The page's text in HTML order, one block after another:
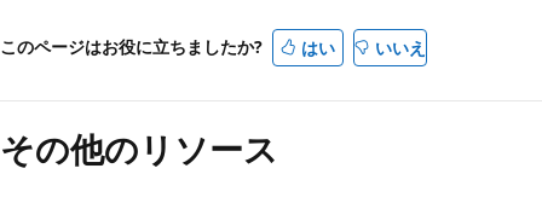
このページはお役に立ちましたか? はい いいえ
その他のリソース